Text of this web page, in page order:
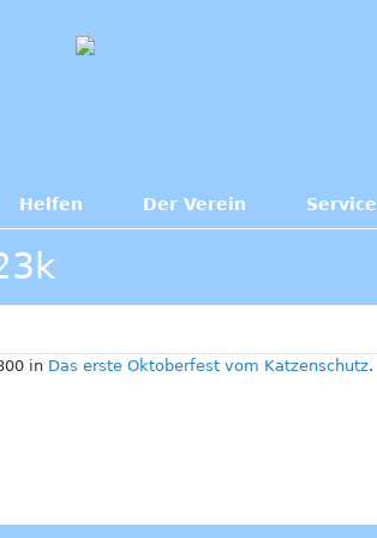
Helfen Der Verein Service
in Das erste Oktoberfest vom Katzenschutz.